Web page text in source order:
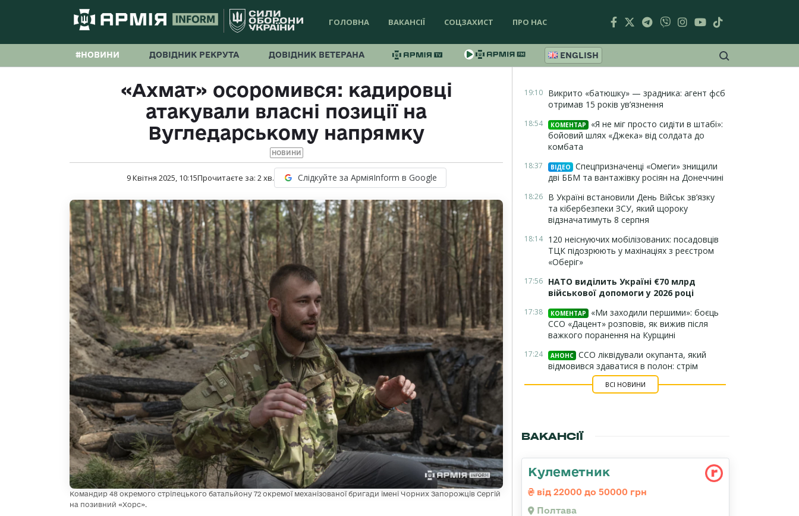
ГОЛОВНА ВАКАНСІЇ СОЦЗАХИСТ ПРО НАС
#НОВИНИ ДОВІДНИК РЕКРУТА ДОВІДНИК ВЕТЕРАНА ENGLISH
«Ахмат» осоромився: кадировці
атакували власні позиції на
Вугледарському напрямку
НОВИНИ
9 Квітня 2025, 10:15Прочитаєте за: 2хв. Слідкуйте за АрміяInform в Google
Командир 48 окремого стрілецького батальйону 72 окремої механізованої бригади імені Чорних Запорожців Сергій
на позивний «Хорс».
19:10 Викрито «батюшку» — зрадника: агент фсб
отримав 15 років ув’язнення
18:54 КОМЕНТАР
«Я не міг просто сидіти в штабі»:
бойовий шлях «Джека» від солдата до
комбата
18:37 ВІДЕО
Спецпризначенці «Омеги» знищили
дві ББМ та вантажівку росіян на Донеччині
18:26 В Україні встановили День Військ зв’язку
та кібербезпеки ЗСУ, який щороку
відзначатимуть 8 серпня
18:14 120 неіснуючих мобілізованих: посадовців
ТЦК підозрюють у махінаціях з реєстром
«Оберіг»
17:56 НАТО виділить Україні €70 млрд
військової допомоги у 2026 році
17:38 КОМЕНТАР
«Ми заходили першими»: боєць
ССО «Дацент» розповів, як вижив після
важкого поранення на Курщині
17:24 АНОНС ССО ліквідували окупанта, який
відмовився здаватися в полон: стрім
ВСІ НОВИНИ
ВАКАНСІЇ
Кулеметник
від 22000 до 50000 грн
Полтава